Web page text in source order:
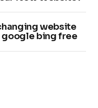
website
bing free